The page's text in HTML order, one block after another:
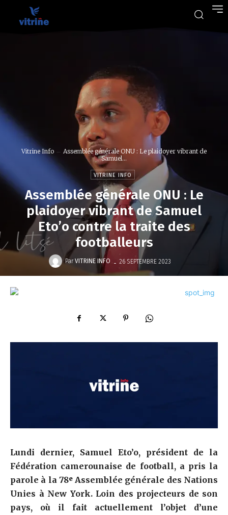
Vitrine Info
Assemblée générale ONU : Le plaidoyer vibrant de
Samuel...
VITRINE INFO
Assemblée générale ONU : Le
plaidoyer vibrant de Samuel
Eto’o contre la traite des
footballeurs
Par VITRINE INFO - 26 SEPTEMBRE 2023
Lundi dernier, Samuel Eto’o, président de la
Fédération camerounaise de football, a pris la
parole à la 78ᵉ Assemblée générale des Nations
Unies à New York. Loin des projecteurs de son
pays, où il fait actuellement l’objet d’une